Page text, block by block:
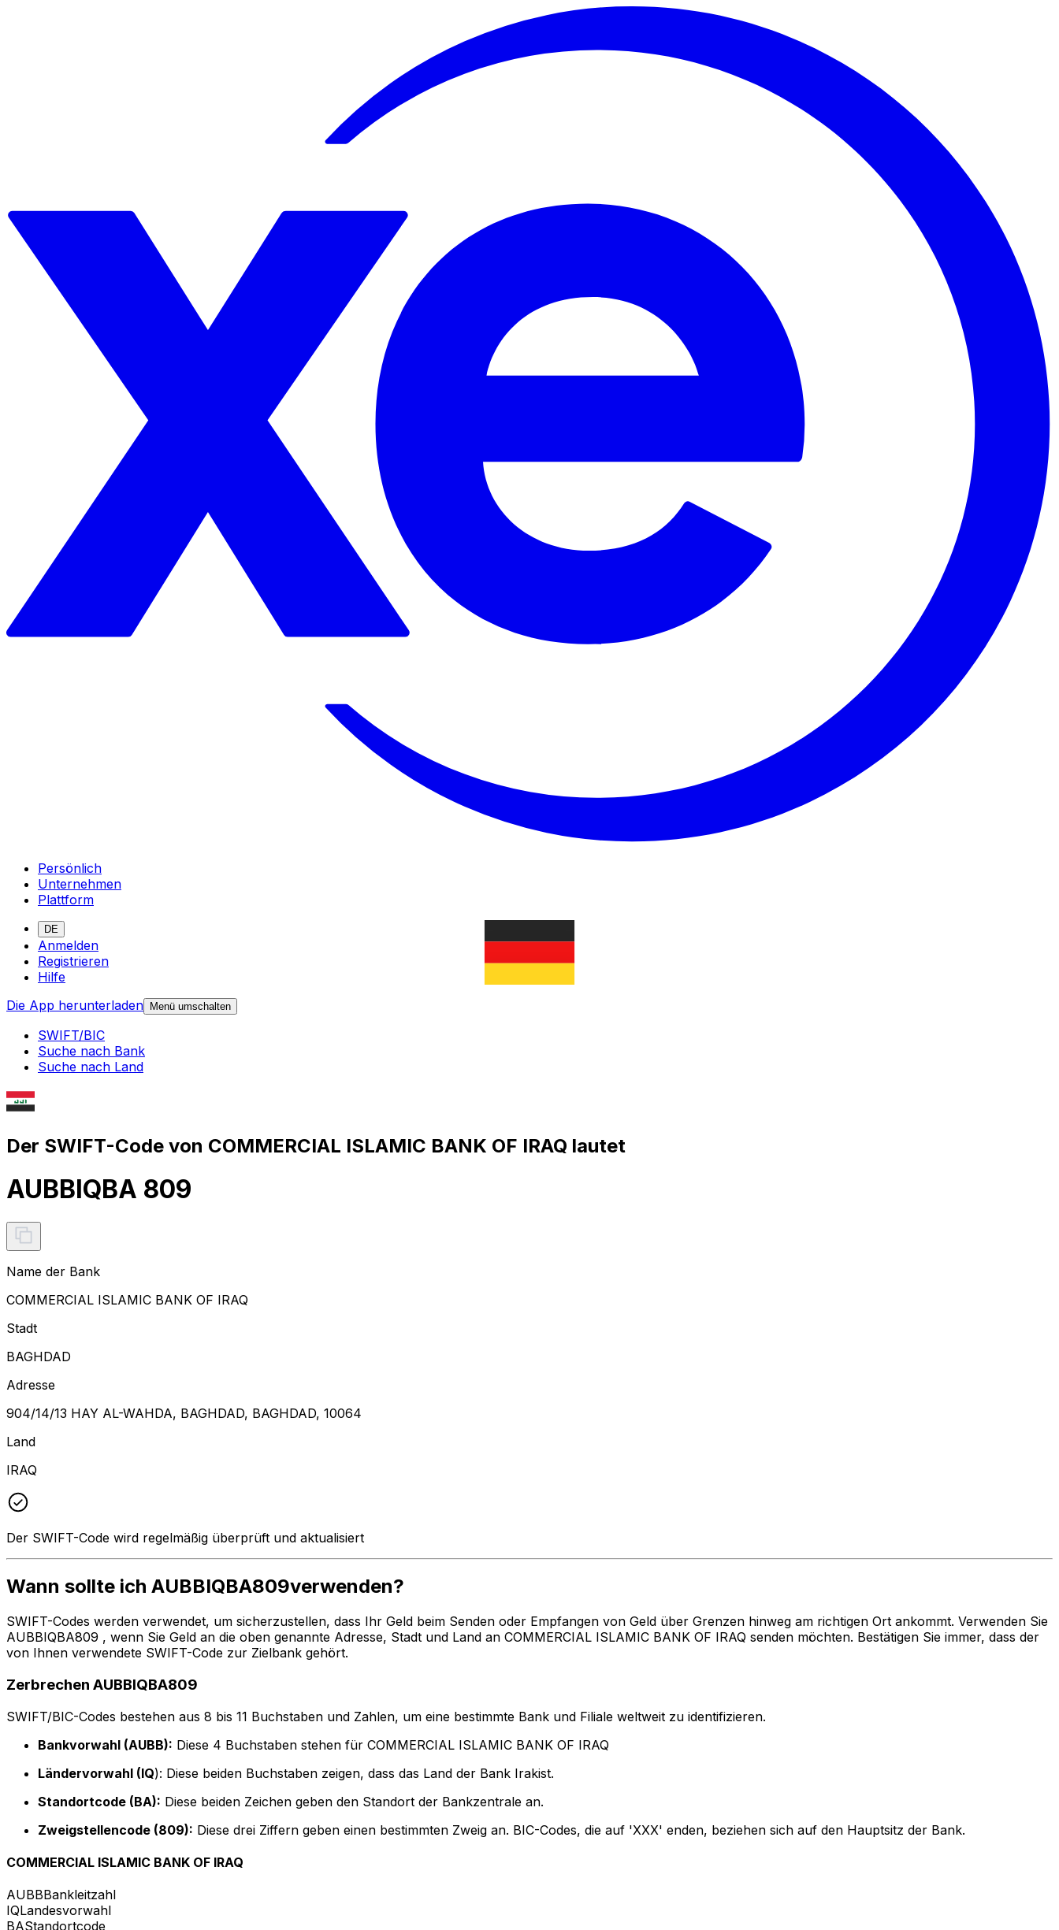
Persönlich
Unternehmen
Plattform
DE
Anmelden
Registrieren
Hilfe
Die App herunterladen Menü umschalten
SWIFT/BIC
Suche nach Bank
Suche nach Land
Der SWIFT-Code von COMMERCIAL ISLAMIC BANK OF IRAQ lautet
AUBBIQBA 809
Name der Bank
COMMERCIAL ISLAMIC BANK OF IRAQ
Stadt
BAGHDAD
Adresse
904/14/13 HAY AL-WAHDA, BAGHDAD, BAGHDAD, 10064
Land
IRAQ
Der SWIFT-Code wird regelmäßig überprüft und aktualisiert
Wann sollte ich AUBBIQBA809verwenden?
SWIFT-Codes werden verwendet, um sicherzustellen, dass Ihr Geld beim Senden oder Empfangen von Geld über Grenzen hinweg am richtigen Ort ankommt. Verwenden Sie
AUBBIQBA809 , wenn Sie Geld an die oben genannte Adresse, Stadt und Land an COMMERCIAL ISLAMIC BANK OF IRAQ senden möchten. Bestätigen Sie immer, dass der
von Ihnen verwendete SWIFT-Code zur Zielbank gehört.
Zerbrechen AUBBIQBA809
SWIFT/BIC-Codes bestehen aus 8 bis 11 Buchstaben und Zahlen, um eine bestimmte Bank und Filiale weltweit zu identifizieren.
Bankvorwahl (AUBB): Diese 4 Buchstaben stehen für COMMERCIAL ISLAMIC BANK OF IRAQ
Ländervorwahl (IQ): Diese beiden Buchstaben zeigen, dass das Land der Bank Irakist.
Standortcode (BA): Diese beiden Zeichen geben den Standort der Bankzentrale an.
Zweigstellencode (809): Diese drei Ziffern geben einen bestimmten Zweig an. BIC-Codes, die auf 'XXX' enden, beziehen sich auf den Hauptsitz der Bank.
COMMERCIAL ISLAMIC BANK OF IRAQ
AUBBBankleitzahl
IQLandesvorwahl
BAStandortcode